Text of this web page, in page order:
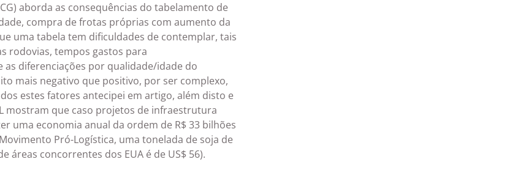
aborda as consequências do tabelamento de
compra de frotas próprias com aumento da
uma tabela tem dificuldades de contemplar, tais
rodovias, tempos gastos para
diferenciações por qualidade/idade do
mais negativo que positivo, por ser complexo,
estes fatores antecipei em artigo, além disto e
mostram que caso projetos de infraestrutura
uma economia anual da ordem de R$ 33 bilhões
Pró-Logística, uma tonelada de soja de
áreas concorrentes dos EUA é de US$ 56).